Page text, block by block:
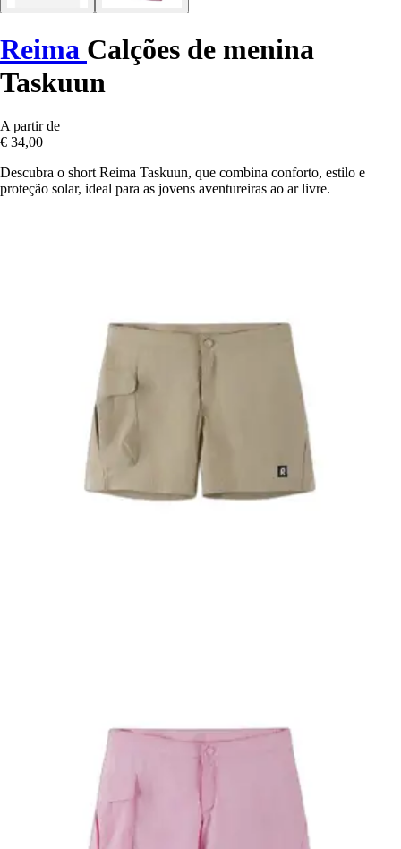
Reima Calções de menina
Taskuun
A partir de
€ 34,00
Descubra o short Reima Taskuun, que combina conforto, estilo e
proteção solar, ideal para as jovens aventureiras ao ar livre.